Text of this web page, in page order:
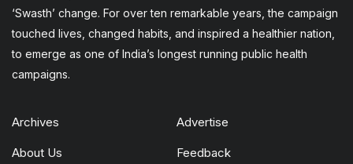
‘Swasth’ change. For over ten remarkable years, the campaign
touched lives, changed habits, and inspired a healthier nation,
to emerge as one of India’s longest running public health
campaigns.
Archives Advertise
About Us Feedback